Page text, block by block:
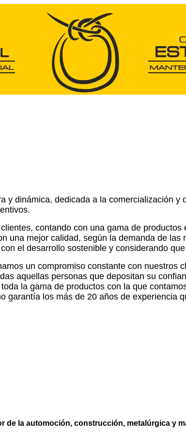
y dinámica, dedicada a la comercialización
contando con una gama de
una mejor calidad, según la demanda de
el desarrollo sostenible y considerando
un compromiso constante con nuestros
aquellas personas que depositan su
la gama de productos con la que
los más de 20 años de experiencia
la automoción, construcción, metalúrgica y